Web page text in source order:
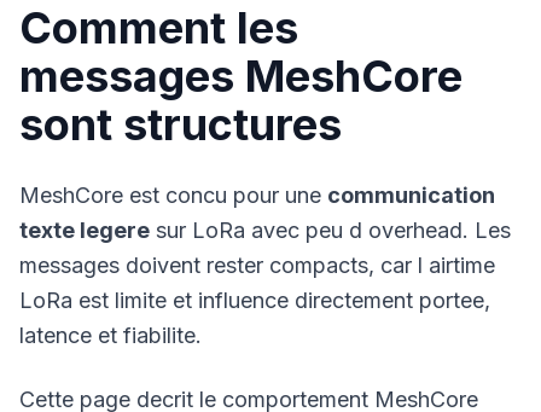
Comment les
messages MeshCore
sont structures
MeshCore est concu pour une communication
texte legere sur LoRa avec peu d overhead. Les
messages doivent rester compacts, car l airtime
LoRa est limite et influence directement portee,
latence et fiabilite.
Cette page decrit le comportement MeshCore